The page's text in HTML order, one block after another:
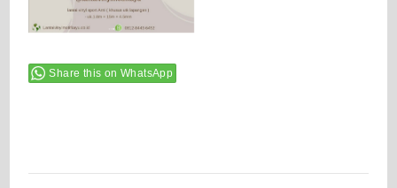
Share this on WhatsApp